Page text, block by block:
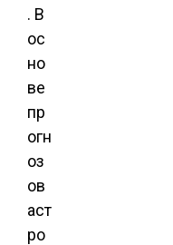
. В
ос
но
ве
пр
огн
оз
ов
аст
ро